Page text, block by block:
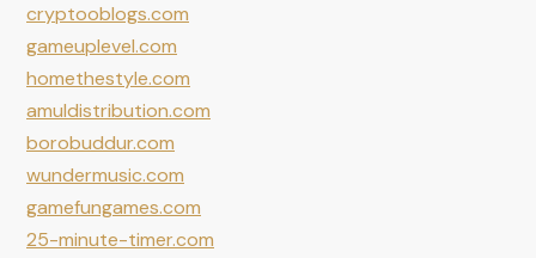
cryptooblogs.com
gameuplevel.com
homethestyle.com
amuldistribution.com
borobuddur.com
wundermusic.com
gamefungames.com
25-minute-timer.com